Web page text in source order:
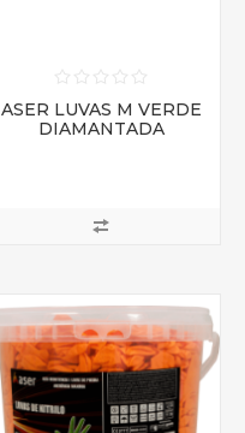
ASER LUVAS M VERDE
DIAMANTADA